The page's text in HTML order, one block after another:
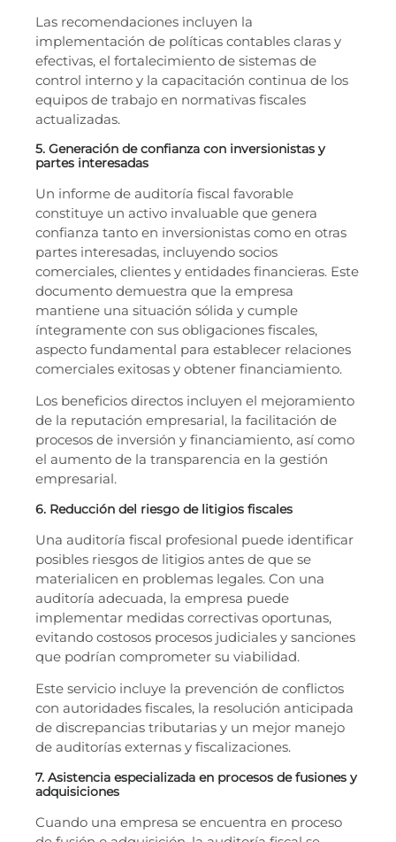
Las recomendaciones incluyen la
implementación de políticas contables claras y
efectivas, el fortalecimiento de sistemas de
control interno y la capacitación continua de los
equipos de trabajo en normativas fiscales
actualizadas.
5. Generación de confianza con inversionistas y
partes interesadas
Un informe de auditoría fiscal favorable
constituye un activo invaluable que genera
confianza tanto en inversionistas como en otras
partes interesadas, incluyendo socios
comerciales, clientes y entidades financieras. Este
documento demuestra que la empresa
mantiene una situación sólida y cumple
íntegramente con sus obligaciones fiscales,
aspecto fundamental para establecer relaciones
comerciales exitosas y obtener financiamiento.
Los beneficios directos incluyen el mejoramiento
de la reputación empresarial, la facilitación de
procesos de inversión y financiamiento, así como
el aumento de la transparencia en la gestión
empresarial.
6. Reducción del riesgo de litigios fiscales
Una auditoría fiscal profesional puede identificar
posibles riesgos de litigios antes de que se
materialicen en problemas legales. Con una
auditoría adecuada, la empresa puede
implementar medidas correctivas oportunas,
evitando costosos procesos judiciales y sanciones
que podrían comprometer su viabilidad.
Este servicio incluye la prevención de conflictos
con autoridades fiscales, la resolución anticipada
de discrepancias tributarias y un mejor manejo
de auditorías externas y fiscalizaciones.
7. Asistencia especializada en procesos de fusiones y
adquisiciones
Cuando una empresa se encuentra en proceso